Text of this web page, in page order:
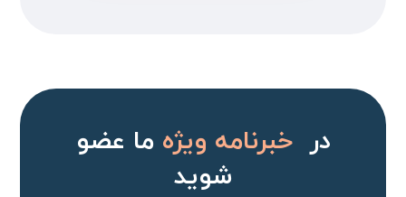
درخبرنامه ویژهما عضو
شوید